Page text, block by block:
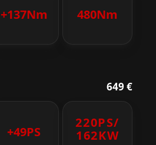
+137Nm 480Nm
649 €
+49PS
220PS/
162KW